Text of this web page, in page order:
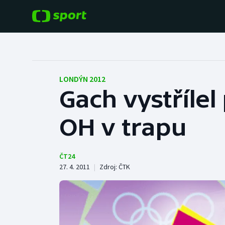
Hokej
Tenis
Cyklistika
Baseball a softbal
Basketbal
Boby a skeleton
LONDÝN 2012
Gach vystřílel
OH v trapu
ČT24
27. 4. 2011 | Zdroj: ČTK